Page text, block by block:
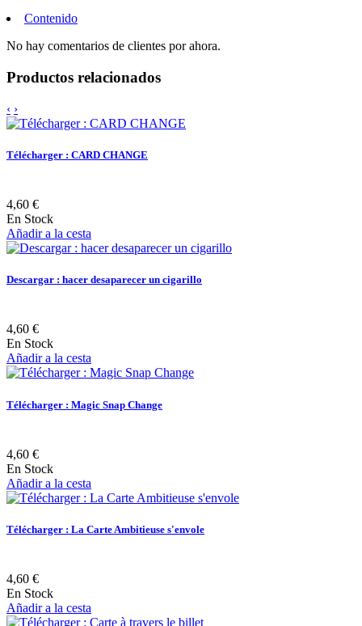
Contenido
No hay comentarios de clientes por ahora.
Productos relacionados
‹ ›
Télécharger : CARD CHANGE
4,60 €
En Stock
Añadir a la cesta
Descargar : hacer desaparecer un cigarillo
4,60 €
En Stock
Añadir a la cesta
Télécharger : Magic Snap Change
4,60 €
En Stock
Añadir a la cesta
Télécharger : La Carte Ambitieuse s'envole
4,60 €
En Stock
Añadir a la cesta